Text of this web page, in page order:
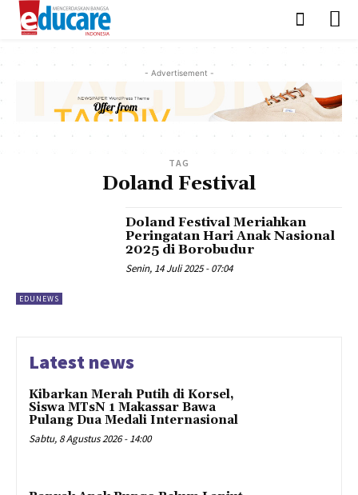
- Advertisement -
TAG
Doland Festival
EDUNEWS
Doland Festival Meriahkan
Peringatan Hari Anak Nasional
2025 di Borobudur
Senin, 14 Juli 2025 - 07:04
Latest news
Kibarkan Merah Putih di Korsel,
Siswa MTsN 1 Makassar Bawa
Pulang Dua Medali Internasional
Sabtu, 8 Agustus 2026 - 14:00